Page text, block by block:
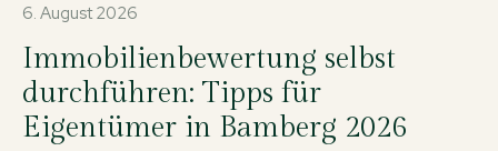
6. August 2026
Immobilienbewertung selbst
durchführen: Tipps für
Eigentümer in Bamberg 2026